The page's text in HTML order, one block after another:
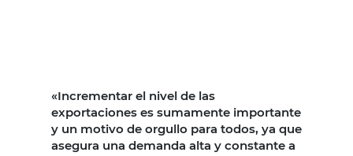
«Incrementar el nivel de las
exportaciones es sumamente importante
y un motivo de orgullo para todos, ya que
asegura una demanda alta y constante a